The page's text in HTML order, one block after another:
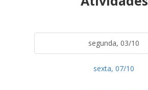
segunda, 03/10
sexta, 07/10